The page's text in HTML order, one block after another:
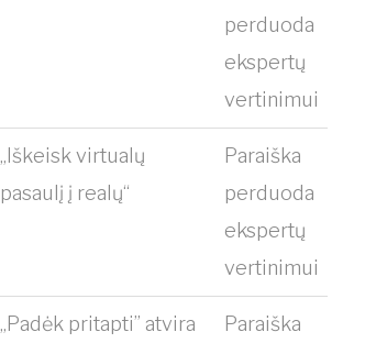
perduoda
ekspertų
vertinimui
„Iškeisk virtualų
pasaulį į realų“
Paraiška
perduoda
ekspertų
vertinimui
„Padėk pritapti” atvira
Paraiška